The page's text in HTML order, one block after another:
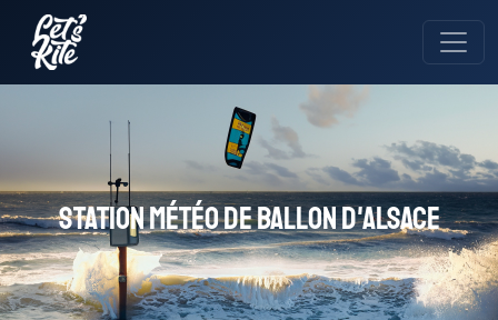
Station météo de Ballon d'Alsace